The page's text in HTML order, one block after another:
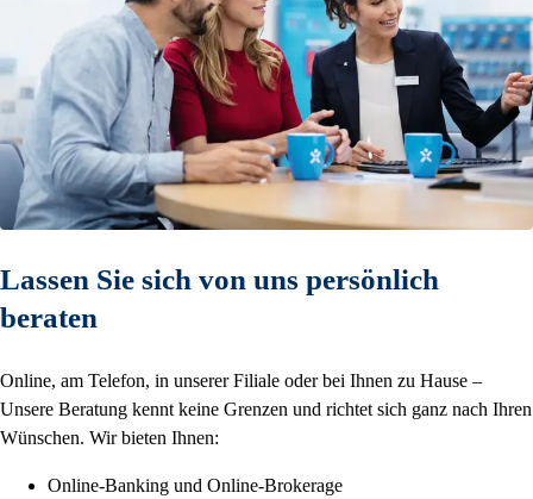
Lassen Sie sich von uns persönlich
beraten
Online, am Telefon, in unserer Filiale oder bei Ihnen zu Hause –
Unsere Beratung kennt keine Grenzen und richtet sich ganz nach Ihren
Wünschen. Wir bieten Ihnen:
Online-Banking und Online-Brokerage